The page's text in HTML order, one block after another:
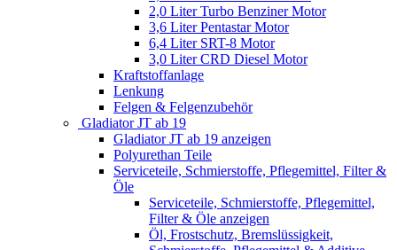
2,0 Liter Turbo Benziner Motor
3,6 Liter Pentastar Motor
6,4 Liter SRT-8 Motor
3,0 Liter CRD Diesel Motor
Kraftstoffanlage
Lenkung
Felgen & Felgenzubehör
Gladiator JT ab 19
Gladiator JT ab 19 anzeigen
Polyurethan Teile
Serviceteile, Schmierstoffe, Pflegemittel, Filter &
Öle
Serviceteile, Schmierstoffe, Pflegemittel,
Filter & Öle anzeigen
Öl, Frostschutz, Bremslüssigkeit,